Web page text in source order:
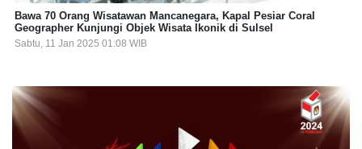
Bawa 70 Orang Wisatawan Mancanegara, Kapal Pesiar Coral
Geographer Kunjungi Objek Wisata Ikonik di Sulsel
Sabtu, 11 Jan 2025 01:08 WIB